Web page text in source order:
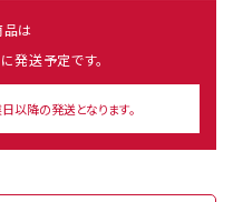
品は
に発送予定です。
降の発送となります。